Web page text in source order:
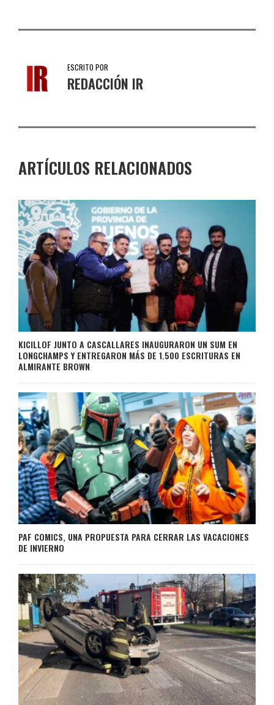
ESCRITO POR
REDACCIÓN IR
ARTÍCULOS RELACIONADOS
KICILLOF JUNTO A CASCALLARES INAUGURARON UN SUM EN
LONGCHAMPS Y ENTREGARON MÁS DE 1.500 ESCRITURAS EN
ALMIRANTE BROWN
PAF COMICS, UNA PROPUESTA PARA CERRAR LAS VACACIONES
DE INVIERNO